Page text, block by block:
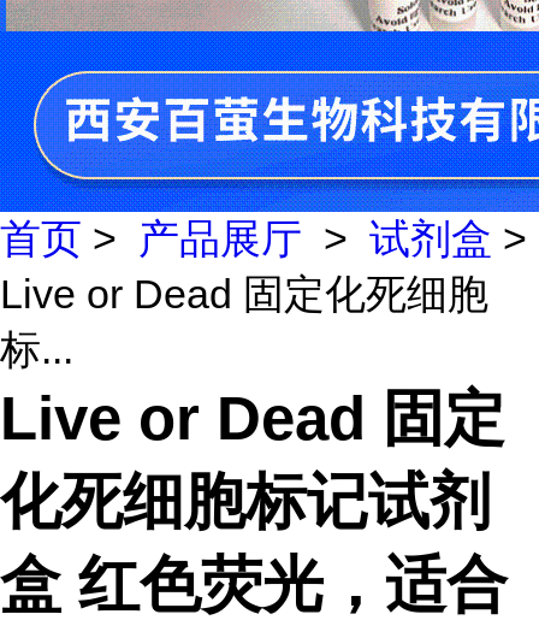
首页 > 产品展厅 > 试剂盒 >
Live or Dead 固定化死细胞
标...
Live or Dead 固定
化死细胞标记试剂
盒 红色荧光，适合